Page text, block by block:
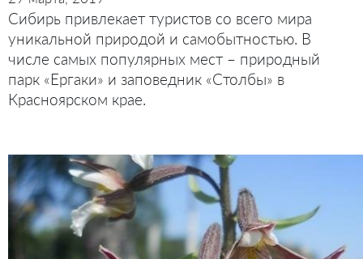
Сибирь привлекает туристов со всего мира
уникальной природой и самобытностью. В
числе самых популярных мест – природный
парк «Ергаки» и заповедник «Столбы» в
Красноярском крае.